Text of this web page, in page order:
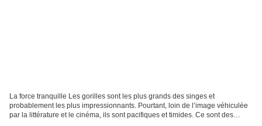
La force tranquille Les gorilles sont les plus grands des singes et
probablement les plus impressionnants. Pourtant, loin de l’image véhiculée
par la littérature et le cinéma, ils sont pacifiques et timides. Ce sont des